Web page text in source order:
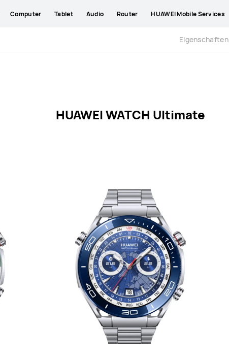
Computer Tablet Audio Router HUAWEI Mobile Services
Eigenschaften
HUAWEI WATCH Ultimate